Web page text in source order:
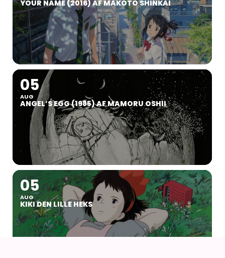
YOUR NAME (2016) AF MAKOTO SHINKAI
05
AUG
ANGEL’S EGG (1985) AF MAMORU OSHII
05
AUG
KIKI DEN LILLE HEKS